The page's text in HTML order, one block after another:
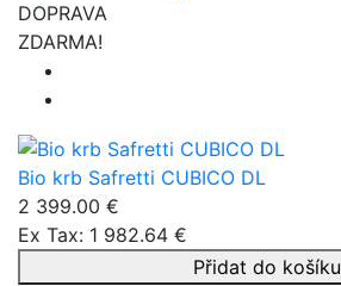
DOPRAVA
ZDARMA!
Bio krb Safretti CUBICO DL
2 399.00 €
Ex Tax: 1 982.64 €
Přidat do košíku